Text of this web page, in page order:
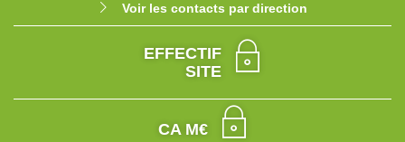
Voir les contacts par direction
EFFECTIF
SITE
CA M€